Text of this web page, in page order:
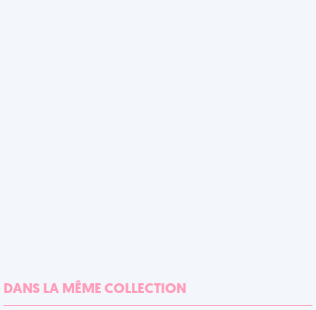
DANS LA MÊME COLLECTION